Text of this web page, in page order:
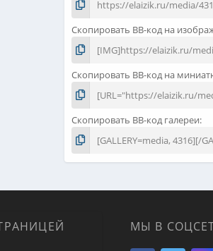
Скопировать BB-код на
Скопировать BB-код на
Скопировать BB-код галереи
МЫ В